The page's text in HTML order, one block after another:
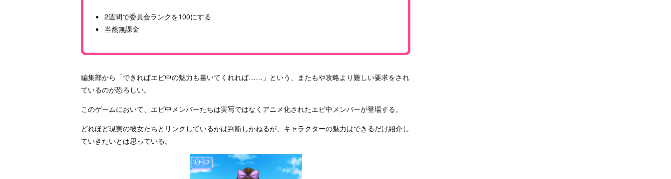
2週間で委員会ランクを100にする
当然無課金
編集部から「できればエビ中の魅力も書いてくれれば……」という、またもや攻略より難しい要求をされ
ているのが恐ろしい。
このゲームにおいて、エビ中メンバーたちは実写ではなくアニメ化されたエビ中メンバーが登場する。
どれほど現実の彼女たちとリンクしているかは判断しかねるが、キャラクターの魅力はできるだけ紹介し
ていきたいとは思っている。